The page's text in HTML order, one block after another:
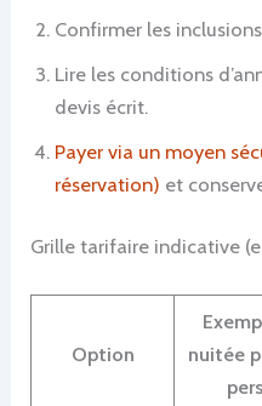
Confirmer les
Lire les conditions
devis écrit.
Payer via un moyen
réservation) et
Grille tarifaire indicative
Option
nuitée